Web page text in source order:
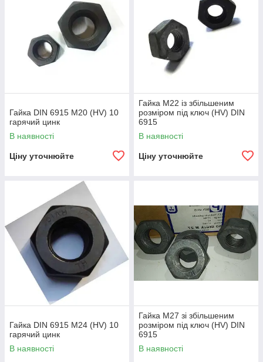
Гайка DIN 6915 M20 (HV) 10
гарячий цинк
В наявності
Ціну уточнюйте
Гайка М22 із збільшеним
розміром під ключ (HV) DIN
6915
В наявності
Ціну уточнюйте
Гайка DIN 6915 M24 (HV) 10
гарячий цинк
В наявності
Гайка М27 зі збільшеним
розміром під ключ (HV) DIN
6915
В наявності